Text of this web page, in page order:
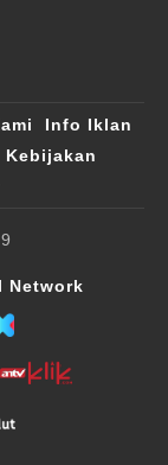
Info Iklan
Kebijakan
Network